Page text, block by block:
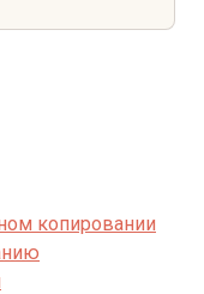
копировании